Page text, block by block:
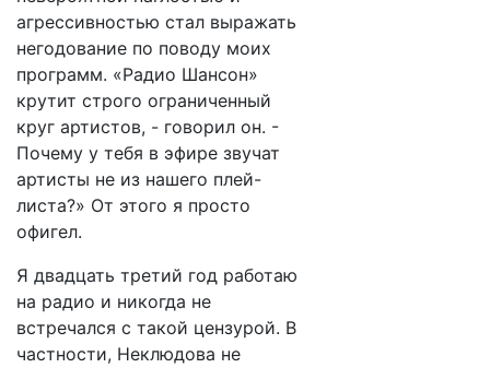
агрессивностью стал выражать
негодование по поводу моих
программ. «Радио Шансон»
крутит строго ограниченный
круг артистов, - говорил он. -
Почему у тебя в эфире звучат
артисты не из нашего плей-
листа?» От этого я просто
офигел.
Я двадцать третий год работаю
на радио и никогда не
встречался с такой цензурой. В
частности, Неклюдова не